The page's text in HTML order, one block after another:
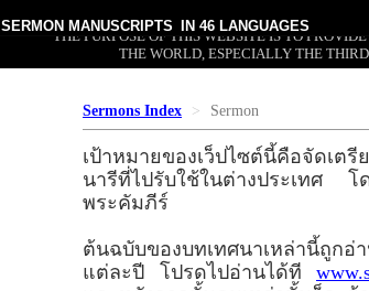
SERMON MANUSCRIPTS IN 46 LANGUAGES
THE PURPOSE OF THIS WEBSITE IS TO
THE WORLD, ESPECIALLY THE
Sermons Index Sermon
เป้าหมายของเว็ปไซต์นี้คือจัดเ
นารีที่ไปรับใช้ในต่างประเทศ โ
พระคัมภีร์
ต้นฉบับของบทเทศนาเหล่านี้ถูกอ่
แต่ละปี โปรดไปอ่านได้ที